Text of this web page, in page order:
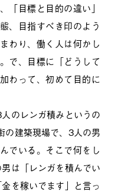
「目標と目的の違い」
、目指すべき印のよう
わり、働く人は何かし
で、目標に「どうして
わって、初めて目的に
のレンガ積みというの
の建築現場で、3人の男
でいる。そこで何をし
は「レンガを積んでい
を稼いでます」と言っ